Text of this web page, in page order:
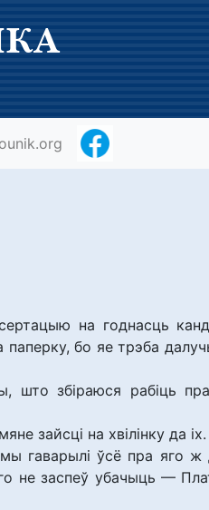
на годнасць
бо яе трэба
што збіраюся рабіць
зайсці на хвілінку да іх.
ўсё пра яго ж
не заспеў убачыць —